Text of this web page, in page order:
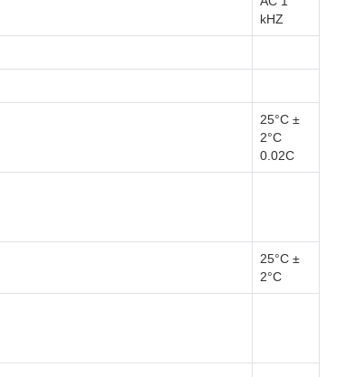
kHZ
25°C ±
2°C
0.02C
25°C ±
2°C